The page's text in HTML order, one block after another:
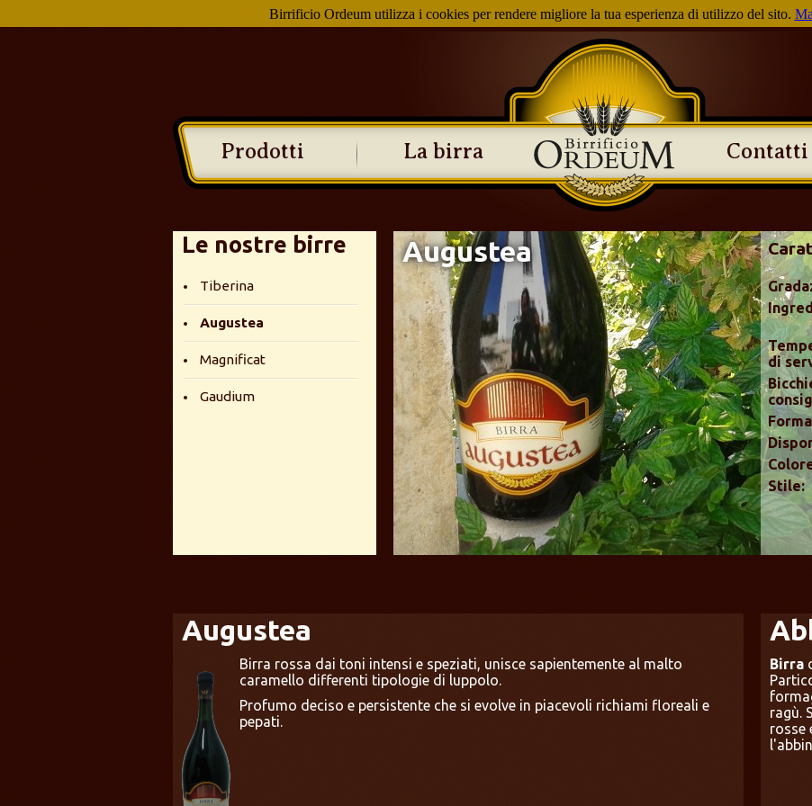
Birrificio Ordeum utilizza i cookies per rendere migliore la tua esperienza di utilizzo del sito.
Prodotti La birra Contatti
Le nostre birre
Tiberina
Augustea
Magnificat
Gaudium
Augustea
di
Stile:
Augustea
Birra rossa dai toni intensi e speziati, unisce sapientemente al malto
caramello differenti tipologie di luppolo.
Profumo deciso e persistente che si evolve in piacevoli richiami floreali e
pepati.
Birra
ragù.
rosse